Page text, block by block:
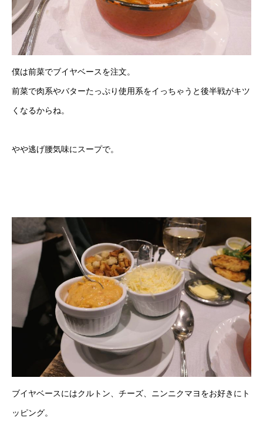
僕は前菜でブイヤベースを注文。
前菜で肉系やバターたっぷり使用系をイっちゃうと後半戦がキツ
くなるからね。
やや逃げ腰気味にスープで。
ブイヤベースにはクルトン、チーズ、ニンニクマヨをお好きにト
ッピング。